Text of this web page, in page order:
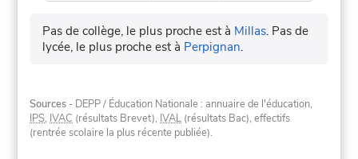
Pas de collège, le plus proche est à Millas. Pas de
lycée, le plus proche est à Perpignan.
Sources - DEPP / Éducation Nationale : annuaire de l'éducation,
IPS, IVAC (résultats Brevet), IVAL (résultats Bac), effectifs
(rentrée scolaire la plus récente publiée).